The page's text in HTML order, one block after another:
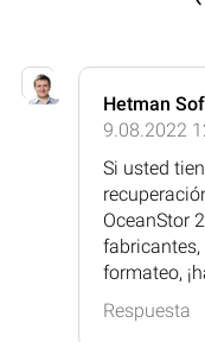
Hetman
9.08.2022
Si usted
OceanStor
formateo,
Respuesta